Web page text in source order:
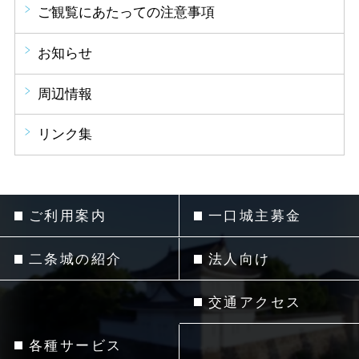
ご観覧にあたっての注意事項
お知らせ
周辺情報
リンク集
ご利用案内
二条城の紹介
各種サービス
一口城主募金
法人向け
交通アクセス